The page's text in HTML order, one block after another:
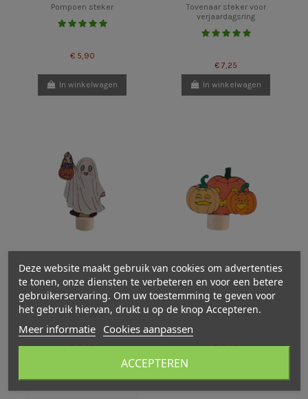
Pompoen steker
€ 5,90
In winkelwagen
Tovenaar steker voor
verjaardagsring
€ 7,25
In winkelwagen
Halloween spook steker
€ 6,50
Pompoenen steker
€ 6,50
Deze website maakt gebruik van cookies om advertenties
te tonen, onze diensten te verbeteren en voor een betere
gebruikerservaring. Om uw toestemming te geven voor
het gebruik hiervan, drukt u op de knop Accepteren.
Meer informatie Cookies aanpassen
ACCEPTEREN